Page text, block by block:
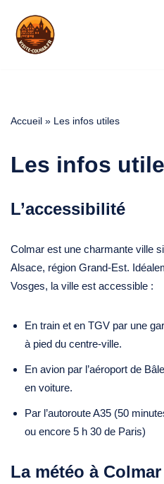
Aller
Accueil » Les infos utiles
Les infos
L’accessibilité
Colmar est une charmante ville
Alsace, région Grand-Est.
Vosges, la ville est accessible :
En train et en TGV par une
à pied du centre-ville.
En avion par l’aéroport de
en voiture.
Par l’autoroute A35 (50
ou encore 5 h 30 de Paris)
La météo à Colmar